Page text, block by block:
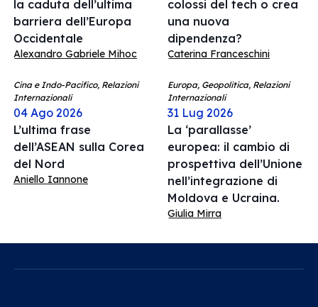
la caduta dell’ultima
barriera dell’Europa
Occidentale
Alexandro Gabriele Mihoc
colossi del tech o crea
una nuova
dipendenza?
Caterina Franceschini
Cina e Indo-Pacifico, Relazioni
Internazionali
04 Ago 2026
L’ultima frase
dell’ASEAN sulla Corea
del Nord
Aniello Iannone
Europa, Geopolitica, Relazioni
Internazionali
31 Lug 2026
La ‘parallasse’
europea: il cambio di
prospettiva dell’Unione
nell’integrazione di
Moldova e Ucraina.
Giulia Mirra